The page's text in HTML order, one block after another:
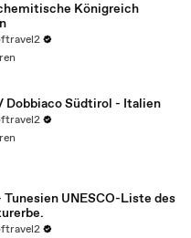
Königreich
Dobbiaco Südtirol - Italien